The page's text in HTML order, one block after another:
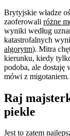
Brytyjskie władze
zaoferowali różne
wyniki według
katastrofalnych
algorytm). Mitra
kierunku, kiedy
podoba, ale dostaję
mówi z migotaniem.
Raj
piekle
Jest to zatem